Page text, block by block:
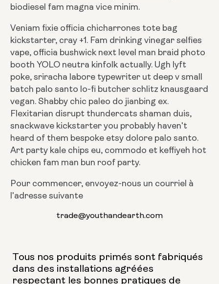
biodiesel fam magna vice minim.
Veniam fixie officia chicharrones tote bag
kickstarter, cray +1. Fam drinking vinegar selfies
vape, officia bushwick next level man braid photo
booth YOLO neutra kinfolk actually. Ugh lyft
poke, sriracha labore typewriter ut deep v small
batch palo santo lo-fi butcher schlitz knausgaard
vegan. Shabby chic paleo do jianbing ex.
Flexitarian disrupt thundercats shaman duis,
snackwave kickstarter you probably haven't
heard of them bespoke etsy dolore palo santo.
Art party kale chips eu, commodo et keffiyeh hot
chicken fam man bun roof party.
Pour commencer, envoyez-nous un courriel à
l'adresse suivante
trade@youthandearth.com
Tous nos produits primés sont fabriqués
dans des installations agréées
respectant les bonnes pratiques de